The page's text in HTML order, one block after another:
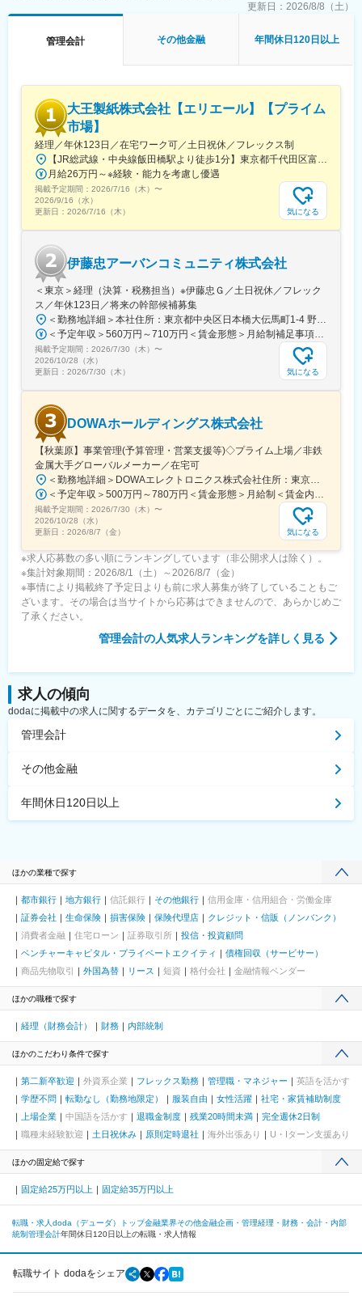
更新日： 2026/8/8（土）
管理会計 その他金融 年間休日120日以上
大王製紙株式会社【エリエール】【プライム
市場】
経理／年休123日／在宅ワーク可／土日祝休／フレックス制
【JR総武線・中央線飯田橋駅より徒歩1分】東京都千代田区富士見2-10-2飯田橋グラン・ブルーム※受動喫煙対策：有（オフィス禁煙）
月給26万円～※経験・能力を考慮し優遇
掲載予定期間： 2026/7/16（木） 〜
2026/9/16（水）
更新日： 2026/7/16（木） 気になる
伊藤忠アーバンコミュニティ株式会社
＜東京＞経理（決算・税務担当）※伊藤忠Ｇ／土日祝休／フレック
ス／年休123日／将来の幹部候補募集
＜勤務地詳細＞本社住所：東京都中央区日本橋大伝馬町1-4 野村不動産日本橋大伝馬町ビル勤務地最寄駅：半蔵門線／三越前駅受動喫煙対策：屋内全面禁煙変更の範囲：会社の定める事業所
＜予定年収＞560万円～710万円＜賃金形態＞月給制補足事項なし＜賃金内訳＞月額（基本給）：300,000円～360,000円＜月給＞300,000円～360,000円＜昇給有無＞有＜残業手当＞有＜給与補足＞※上記年収は月20時間の残業代込みになります※給与詳細は、経験・能力・スキルを考慮の上、規定により決定■昇給：年1回（考課あり）■賞与：年2回（夏季・冬季）賃金はあくまでも目安の金額であり、選考を通じて上下する可能性があります。月給(月額)は固定手当を含めた表記です。
掲載予定期間： 2026/7/30（木） 〜
2026/10/28（水）
更新日： 2026/7/30（木） 気になる
DOWAホールディングス株式会社
【秋葉原】事業管理(予算管理・営業支援等)◇プライム上場／非鉄
金属大手グローバルメーカー／在宅可
＜勤務地詳細＞DOWAエレクトロニクス株式会社住所：東京都千代田区外神田4丁目14番1号 秋葉原UDXビル 22階受動喫煙対策：敷地内全面禁煙変更の範囲：会社の定める事業所（リモートワーク含む）
＜予定年収＞500万円～780万円＜賃金形態＞月給制＜賃金内訳＞月額（基本給）：280,000円～440,000円＜月給＞280,000円～440,000円＜昇給有無＞有＜残業手当＞有＜給与補足＞※残業20時間分の手当も込み■賞与：年2回（6月、12月）■昇給：年1回（4月）賃金はあくまでも目安の金額であり、選考を通じて上下する可能性があります。月給(月額)は固定手当を含めた表記です。
掲載予定期間： 2026/7/30（木） 〜
2026/10/28（水）
更新日： 2026/8/7（金） 気になる
※求人応募数の多い順にランキングしています（非公開求人は除く）。
※集計対象期間：2026/8/1（土）～2026/8/7（金）
※事情により掲載終了予定日よりも前に求人募集が終了していることもご
ざいます。その場合は当サイトから応募はできませんので、あらかじめご
了承ください。
管理会計の人気求人ランキングを詳しく見る
求人の傾向
dodaに掲載中の求人に関するデータを、カテゴリごとにご紹介します。
管理会計
その他金融
年間休日120日以上
ほかの業種で探す
都市銀行 地方銀行 信託銀行 その他銀行
信用金庫・信用組合・労働金庫
証券会社
生命保険 損害保険 保険代理店
クレジット・信販（ノンバンク）
消費者金融
住宅ローン 証券取引所
投信・投資顧問
ベンチャーキャピタル・プライベートエクイティ
債権回収（サービサー）
商品先物取引
外国為替 リース 短資 格付会社 金融情報ベンダー
ほかの職種で探す
経理（財務会計） 財務 内部統制
ほかのこだわり条件で探す
第二新卒歓迎 外資系企業 フレックス勤務 管理職・マネジャー
英語を活かす
学歴不問
転勤なし（勤務地限定） 服装自由 女性活躍
社宅・家賃補助制度
上場企業
中国語を活かす 退職金制度 残業20時間未満
完全週休2日制
職種未経験歓迎
土日祝休み 原則定時退社 海外出張あり U・Iターン支援あり
ほかの固定給で探す
固定給25万円以上 固定給35万円以上
転職・求人doda（デューダ）トップ金融業界その他金融企画・管理経理・財務・会計・内部
統制管理会計年間休日120日以上の転職・求人情報
転職サイト dodaをシェア